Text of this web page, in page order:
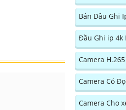
Bán Đầu Ghi
Đầu Ghi ip 4k
Camera
Camera Có
Camera Cho